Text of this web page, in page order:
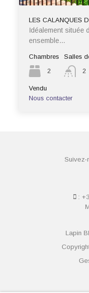
LES CALANQUES
Idéalement située
ensemble…
Chambres
2
Salles
2
Vendu
Nous contacter
Suivez-
:
Lapin